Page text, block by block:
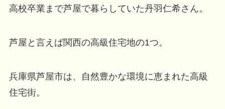
高校卒業まで芦屋で暮らしていた丹羽仁希さん。
芦屋と言えば関西の高級住宅地の1つ。
兵庫県芦屋市は、自然豊かな環境に恵まれた高級
住宅街。